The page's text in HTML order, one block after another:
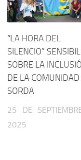
“LA HORA DEL
SILENCIO”
SOBRE LA
DE LA COMUNIDAD
SORDA
25 DE
2025